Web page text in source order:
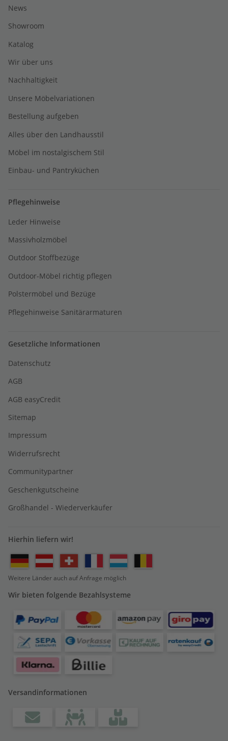
News
Showroom
Katalog
Wir über uns
Nachhaltigkeit
Unsere Möbelvariationen
Bestellung aufgeben
Alles über den Landhausstil
Möbel im nostalgischem Stil
Einbau- und Pantryküchen
Pflegehinweise
Leder Hinweise
Massivholzmöbel
Outdoor Stoffbezüge
Outdoor-Möbel richtig pflegen
Polstermöbel und Bezüge
Pflegehinweise Sanitärarmaturen
Gesetzliche Informationen
Datenschutz
AGB
AGB easyCredit
Sitemap
Impressum
Widerrufsrecht
Communitypartner
Geschenkgutscheine
Großhandel - Wiederverkäufer
Hierhin liefern wir!
Weitere Länder auch auf Anfrage möglich
Wir bieten folgende Bezahlsysteme
Versandinformationen